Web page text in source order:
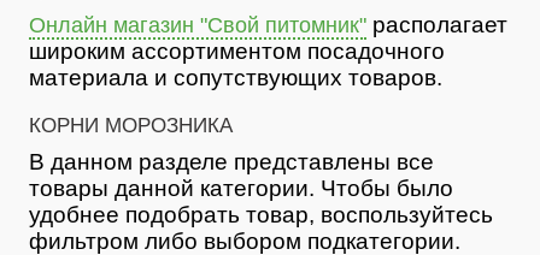
Онлайн магазин "Свой питомник" располагает
широким ассортиментом посадочного
материала и сопутствующих товаров.
КОРНИ МОРОЗНИКА
В данном разделе представлены все
товары данной категории. Чтобы было
удобнее подобрать товар, воспользуйтесь
фильтром либо выбором подкатегории.